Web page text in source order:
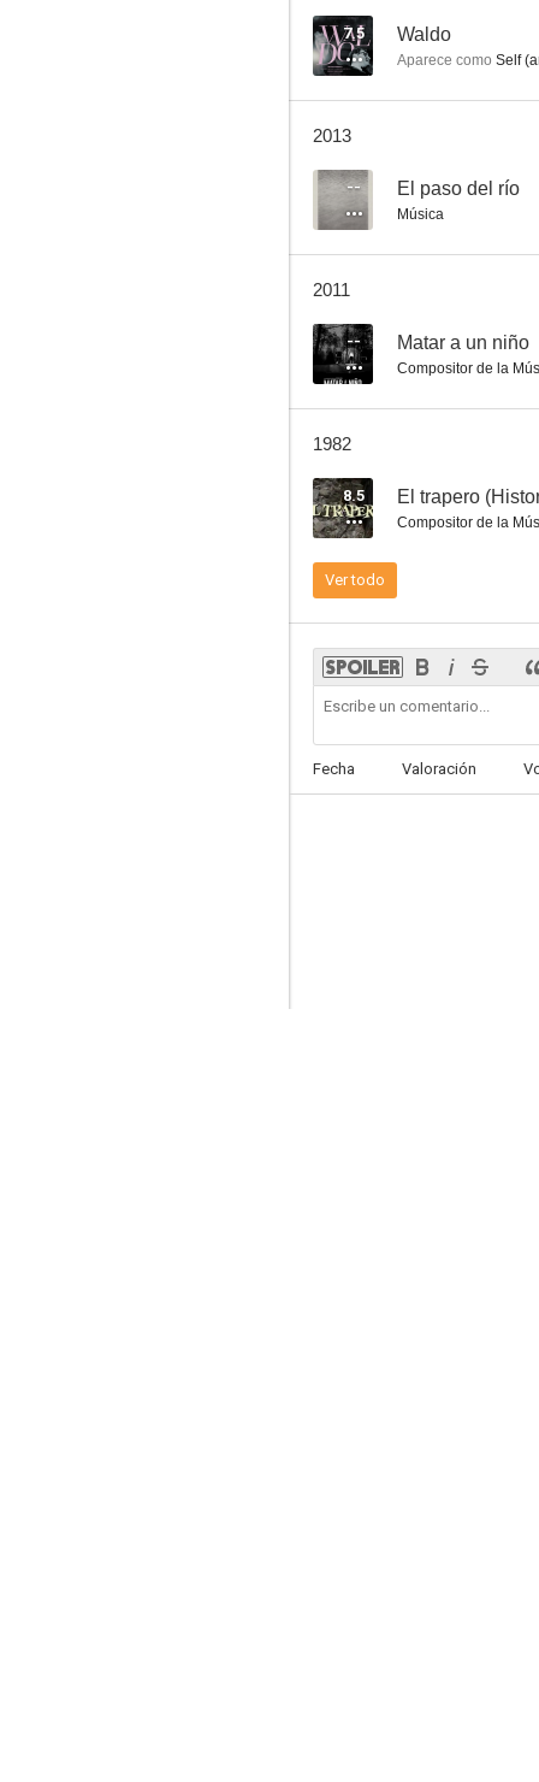
7.5 Waldo
Aparece como Self
2013
-- El paso del río
Música
2011
-- Matar a un niño
Compositor de la
1982
8.5 El trapero
Compositor de la
Ver todo
Fecha Valoración